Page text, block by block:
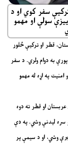
سفر کوي او د
سولې او مهمو
قطر او ترکیې څلور
ته روان شوی دی، چې د اپرېل له ۱۵مې تر ۱۸مې پورې به دوام ولري. د سفر
په اړه له مهمو
او قطر ته دوه
سره لیدنې وشي. په دې
وشي، او د سیمې پر